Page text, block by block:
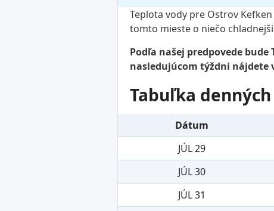
Teplota vody pre Ostrov
tomto mieste o niečo
Podľa našej predpovede
nasledujúcom týždni nájdete
Tabuľka
Dátum
JÚL 29
JÚL 30
JÚL 31